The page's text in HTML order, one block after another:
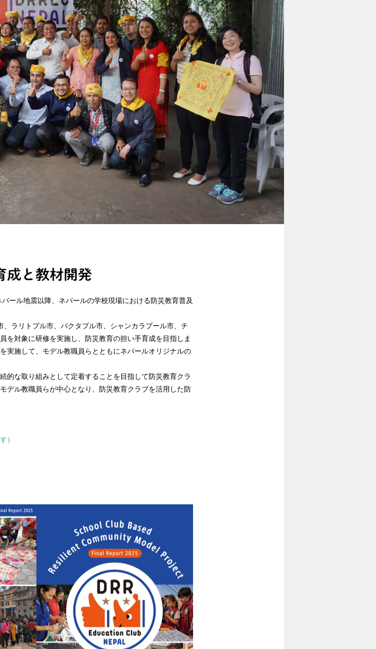
成と教材開発
ール地震以降、ネパールの学校現場における防災教育普及
ラリトプル市、バクタプル市、シャンカラプール市、チ
を対象に研修を実施し、防災教育の担い手育成を目指しま
実施して、モデル教職員らとともにネパールオリジナルの
的な取り組みとして定着することを目指して防災教育クラ
デル教職員らが中心となり、防災教育クラブを活用した防
）